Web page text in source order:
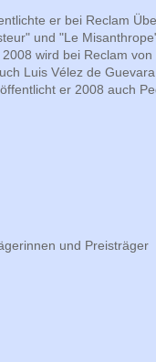
er bei Reclam
und "Le
wird bei Reclam
Luis Vélez de
er 2008 auch
und Preisträger